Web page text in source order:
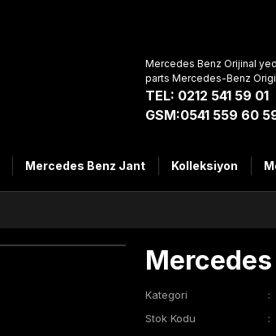
Mercedes Benz Orijinal
TEL: 0212 541 59 01
GSM:0541 559 60
Mercedes Benz Jant Kolleksiyon
Mercedes
Kategori
Stok Kodu